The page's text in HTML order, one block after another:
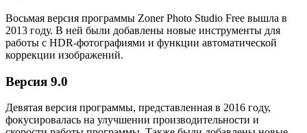
Восьмая версия программы Zoner Photo Studio Free вышла в
2013 году. В ней были добавлены новые инструменты для
работы с HDR-фотографиями и функции автоматической
коррекции изображений.
Версия 9.0
Девятая версия программы, представленная в 2016 году,
фокусировалась на улучшении производительности и